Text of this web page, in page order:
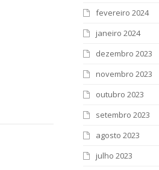
fevereiro 2024
janeiro 2024
dezembro 2023
novembro 2023
outubro 2023
setembro 2023
agosto 2023
julho 2023